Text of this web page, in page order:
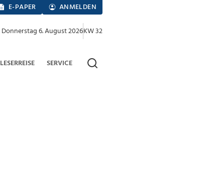
E-PAPER ANMELDEN
Donnerstag 6. August 2026KW 32
LESERREISE SERVICE